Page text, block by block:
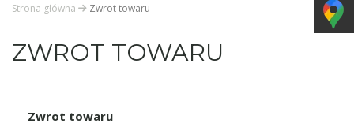
Strona główna Zwrot towaru
ZWROT TOWARU
Zwrot towaru